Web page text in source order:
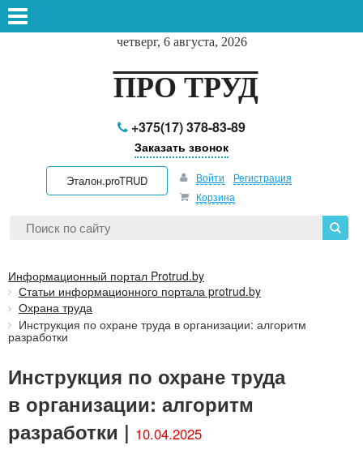
четверг, 6 августа, 2026
ПРО ТРУД
+375(17) 378-83-89
Заказать звонок
Эталон.proTRUD Войти
Регистрация
Корзина
Информационный портал Protrud.by
Статьи информационного портала protrud.by
Охрана труда
Инструкция по охране труда в организации: алгоритм
разработки
Инструкция по охране труда
в организации: алгоритм
разработки | 10.04.2025